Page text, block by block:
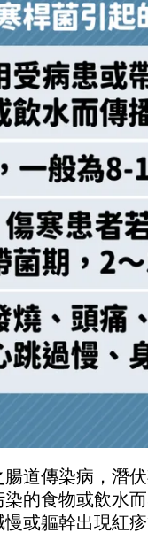
道傳染病，潛
的食物或飲水
或軀幹出現紅